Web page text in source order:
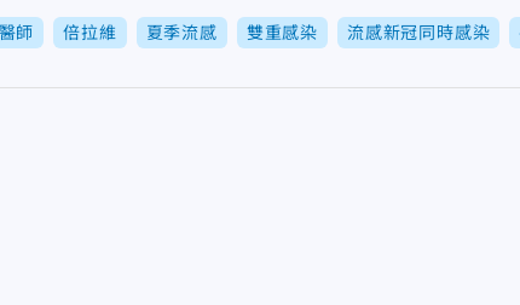
師 倍拉維 夏季流感 雙重感染 流感新冠同時感染